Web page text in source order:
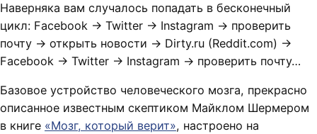
Наверняка вам случалось попадать в бесконечный
цикл: Facebook → Twitter → Instagram → проверить
почту → открыть новости → Dirty.ru (Reddit.com) →
Facebook → Twitter → Instagram → проверить почту…
Базовое устройство человеческого мозга, прекрасно
описанное известным скептиком Майклом Шермером
в книге «Мозг, который верит», настроено на